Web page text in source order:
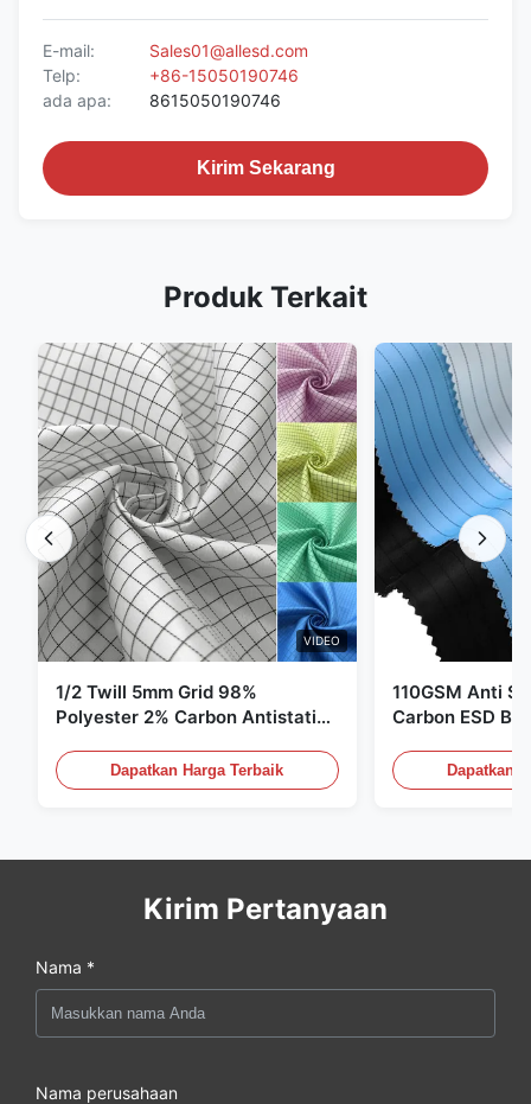
E-mail:
Sales01@allesd.com
Telp:
+86-15050190746
ada apa:
8615050190746
Kirim Sekarang
Produk Terkait
VIDEO
1/2 Twill 5mm Grid 98%
Polyester 2% Carbon Antistatic
Dapatkan Harga Terbaik
110GSM Anti
Carbon ESD
Dapatkan
Kirim Pertanyaan
Nama *
Nama perusahaan